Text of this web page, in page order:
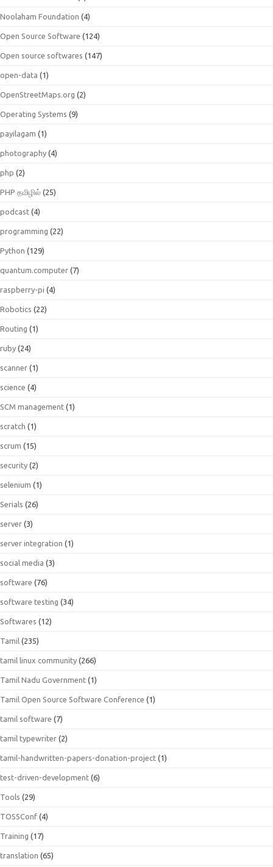
Noolaham Foundation (4)
Open Source Software (124)
Open source softwares (147)
open-data (1)
OpenStreetMaps.org (2)
Operating Systems (9)
payilagam (1)
photography (4)
php (2)
PHP தமிழில் (25)
podcast (4)
programming (22)
Python (129)
quantum.computer (7)
raspberry-pi (4)
Robotics (22)
Routing (1)
ruby (24)
scanner (1)
science (4)
SCM management (1)
scratch (1)
scrum (15)
security (2)
selenium (1)
Serials (26)
server (3)
server integration (1)
social media (3)
software (76)
software testing (34)
Softwares (12)
Tamil (235)
tamil linux community (266)
Tamil Nadu Government (1)
Tamil Open Source Software Conference (1)
tamil software (7)
tamil typewriter (2)
tamil-handwritten-papers-donation-project (1)
test-driven-development (6)
Tools (29)
TOSSConf (4)
Training (17)
translation (65)